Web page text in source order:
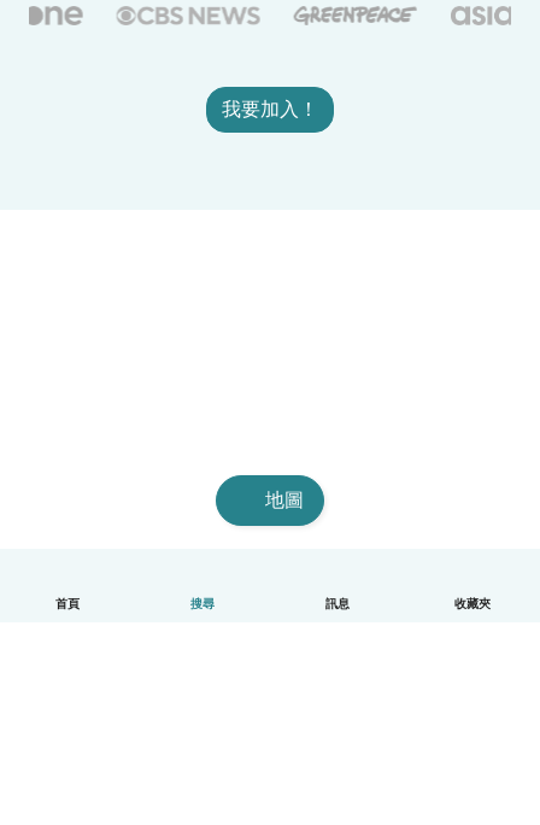
首頁 搜尋 訊息 收藏夾
我要加入！
地圖